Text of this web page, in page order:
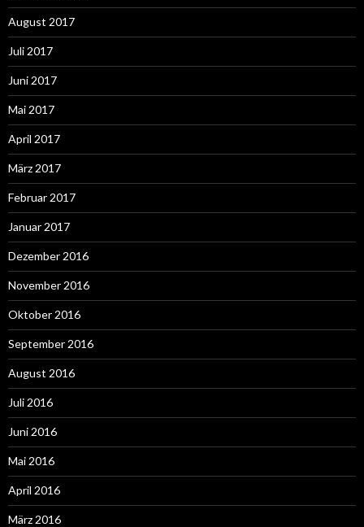
August 2017
Juli 2017
Juni 2017
Mai 2017
April 2017
März 2017
Februar 2017
Januar 2017
Dezember 2016
November 2016
Oktober 2016
September 2016
August 2016
Juli 2016
Juni 2016
Mai 2016
April 2016
März 2016